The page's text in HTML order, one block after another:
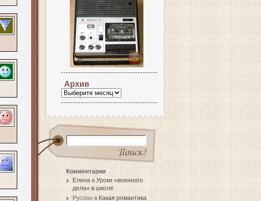
Архив
Комментарии
Елена в Уроки «военного
дела» в школе
Руслан в Какая романтика